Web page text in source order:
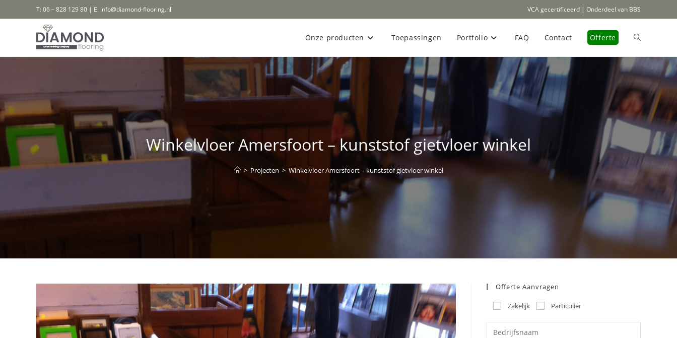
naar
T: 06 – 828 129 80 | E: info@diamond-flooring.nl VCA gecertificeerd | Onderdeel van BBS
Onze producten Toepassingen Portfolio FAQ Contact Offerte Toggle
site
zoeken
Winkelvloer Amersfoort – kunststof gietvloer winkel
> Projecten > Winkelvloer Amersfoort – kunststof gietvloer winkel
Offerte Aanvragen
Zakelijk Particulier